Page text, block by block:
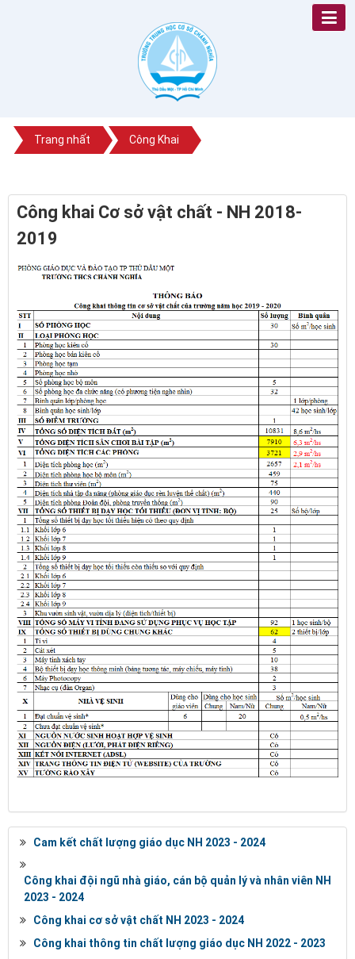
Trang nhất Công Khai
Công khai Cơ sở vật chất - NH 2018-
2019
Cam kết chất lượng giáo dục NH 2023 - 2024
Công khai đội ngũ nhà giáo, cán bộ quản lý và nhân viên NH
2023 - 2024
Công khai cơ sở vật chất NH 2023 - 2024
Công khai thông tin chất lượng giáo dục NH 2022 - 2023